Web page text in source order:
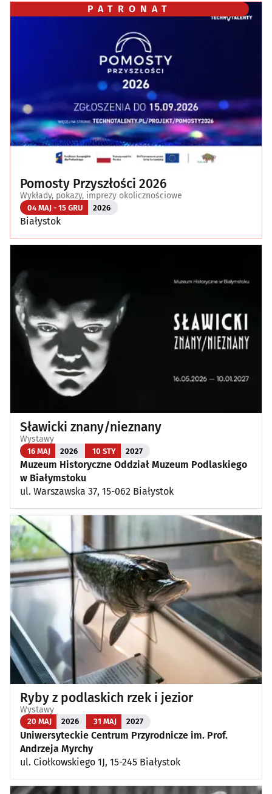
PATRONAT
Pomosty Przyszłości 2026
Wykłady, pokazy, imprezy okolicznościowe
04 MAJ - 15 GRU 2026
Białystok
Sławicki znany/nieznany
Wystawy
16 MAJ 2026 10 STY 2027
Muzeum Historyczne Oddział Muzeum Podlaskiego
w Białymstoku
ul. Warszawska 37, 15-062 Białystok
Ryby z podlaskich rzek i jezior
Wystawy
20 MAJ 2026 31 MAJ 2027
Uniwersyteckie Centrum Przyrodnicze im. Prof.
Andrzeja Myrchy
ul. Ciołkowskiego 1J, 15-245 Białystok